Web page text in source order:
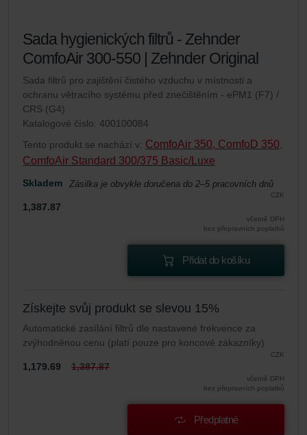
Sada hygienických filtrů - Zehnder
ComfoAir 300-550 | Zehnder Original
Sada filtrů pro zajištění čistého vzduchu v místnosti a
ochranu větracího systému před znečištěním - ePM1 (F7) /
CRS (G4)
Katalogové číslo: 400100084
Tento produkt se nachází v: ComfoAir 350, ComfoD 350
ComfoAir Standard 300/375 Basic/Luxe
Skladem Zásilka je obvykle doručena do 2–5 pracovních dnů
CZK
1,387.87
včetně DPH
bez přepravních poplatků
Přidat do košíku
Získejte svůj produkt se slevou 15%
Automatické zasílání filtrů dle nastavené frekvence za
zvýhodněnou cenu (platí pouze pro koncové zákazníky)
CZK
1,179.69 1,387.87
včetně DPH
bez přepravních poplatků
Předplatné